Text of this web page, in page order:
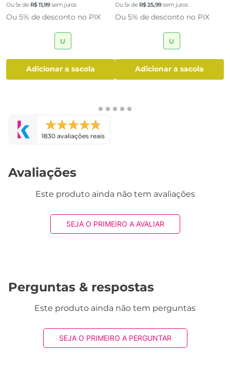
Ou5x de R$11,99sem juros
Ou 5% de desconto no PIX
U
adicionar a sacola
Ou5x de R$25,99sem juros
Ou 5% de desconto no PIX
U
adicionar a sacola
1830 avaliações reais
Avaliações
Este produto ainda não tem avaliações
SEJA O PRIMEIRO A AVALIAR
Perguntas & respostas
Este produto ainda não tem perguntas
SEJA O PRIMEIRO A PERGUNTAR